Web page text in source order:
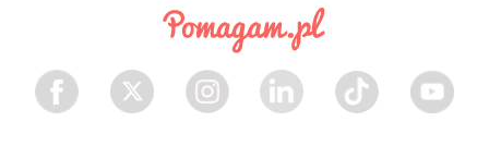
Facebook Twitter Instagram LinkedIn TikTok Youtube